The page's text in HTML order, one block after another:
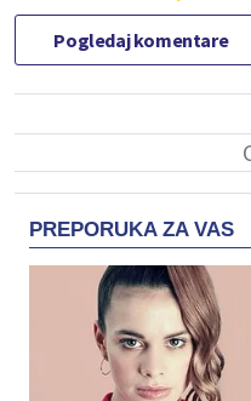
Pogledaj komentare
PREPORUKA ZA VAS